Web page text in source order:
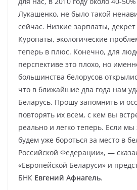
Лукашенко, не было такой
сейчас. Низкие зарплаты, декрет
Куропаты, экологические
теперь в плюс. Конечно, для
перспективе это плохо, но
большинства белорусов
что в ближайшие два года нам
Беларусь. Прошу запомнить и
повторять их всем, с кем вы
реально и легко теперь. Если мы
будем уже бороться за место в
Российской Федерации», —
«Европейской Беларуси» и
БНК Евгений Афнагель.